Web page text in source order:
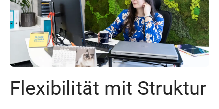
Flexibilität mit Struktur